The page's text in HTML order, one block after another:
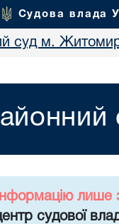
Судова влада
суд м.
лише
судової